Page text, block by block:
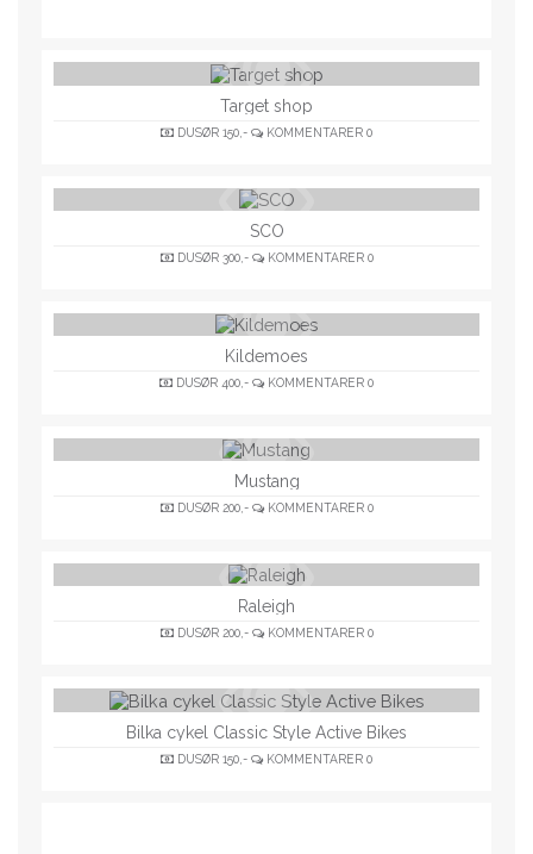
Target shop
DUSØR 150,- KOMMENTARER 0
SCO
DUSØR 300,- KOMMENTARER 0
Kildemoes
DUSØR 400,- KOMMENTARER 0
Mustang
DUSØR 200,- KOMMENTARER 0
Raleigh
DUSØR 200,- KOMMENTARER 0
Bilka cykel Classic Style Active Bikes
DUSØR 150,- KOMMENTARER 0